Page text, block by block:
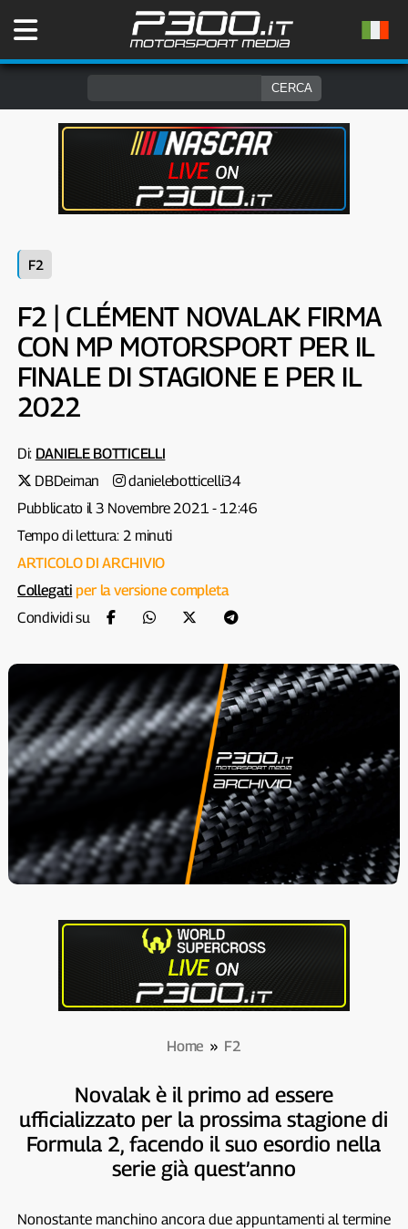
F2
F2 | CLÉMENT NOVALAK FIRMA
CON MP MOTORSPORT PER IL
FINALE DI STAGIONE E PER IL
2022
Di: DANIELE BOTTICELLI
DBDeiman
danielebotticelli34
Pubblicato il 3 Novembre 2021 - 12:46
Tempo di lettura: 2 minuti
ARTICOLO DI ARCHIVIO
Collegati per la versione completa
Condividi su
Home » F2
Novalak è il primo ad essere
ufficializzato per la prossima stagione di
Formula 2, facendo il suo esordio nella
serie già quest’anno
Nonostante manchino ancora due appuntamenti al termine